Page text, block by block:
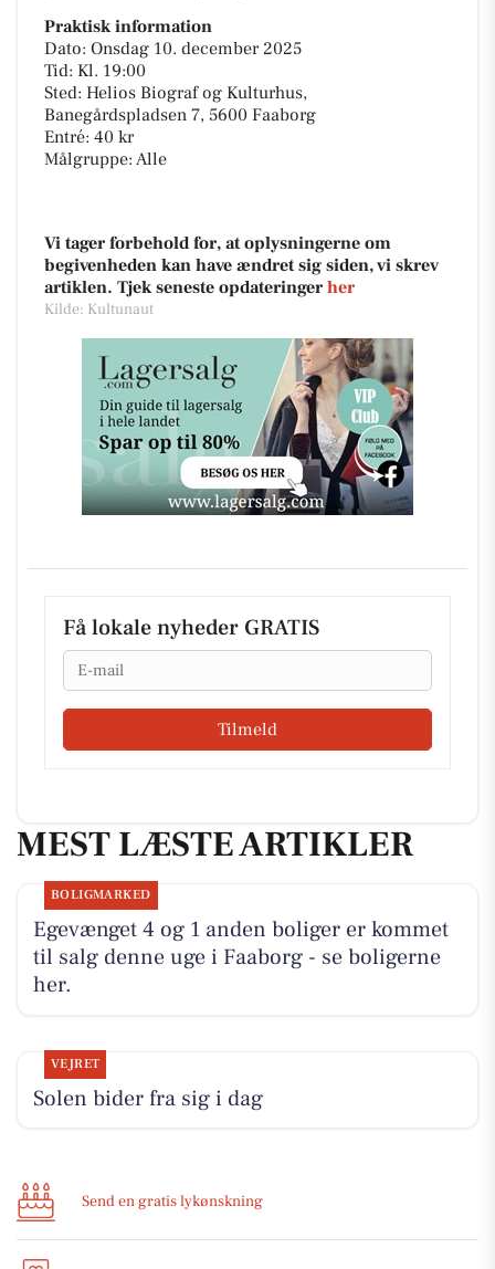
Praktisk information
Dato: Onsdag 10. december 2025
Tid: Kl. 19:00
Sted: Helios Biograf og Kulturhus,
Banegårdspladsen 7, 5600 Faaborg
Entré: 40 kr
Målgruppe: Alle
Vi tager forbehold for, at oplysningerne om
begivenheden kan have ændret sig siden, vi skrev
artiklen. Tjek seneste opdateringer her
Kilde: Kultunaut
Få lokale nyheder GRATIS
Email
Tilmeld
MEST LÆSTE ARTIKLER
BOLIGMARKED
Egevænget 4 og 1 anden boliger er kommet
til salg denne uge i Faaborg - se boligerne
her.
VEJRET
Solen bider fra sig i dag
Send en gratis lykønskning